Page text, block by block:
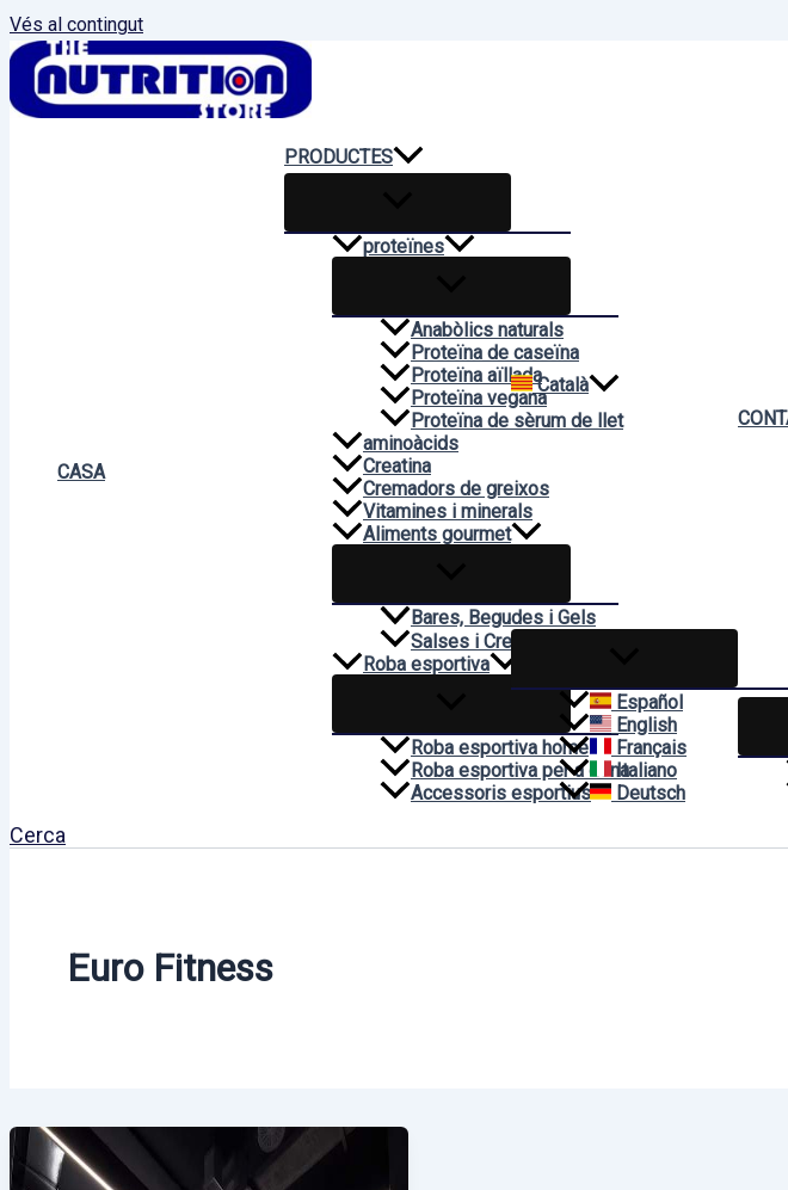
Vés al contingut
CASA
PRODUCTES
proteïnes
Anabòlics naturals
Proteïna de caseïna
Proteïna aïllada
Proteïna vegana
Proteïna de sèrum de llet
aminoàcids
Creatina
Cremadors de greixos
Vitamines i minerals
Aliments gourmet
Bares, Begudes i Gels
Salses i Cremes
Roba esportiva
Roba esportiva home
Roba esportiva per a dona
Accessoris esportius
Català
Español
English
Français
Italiano
Deutsch
Cerca
Euro Fitness